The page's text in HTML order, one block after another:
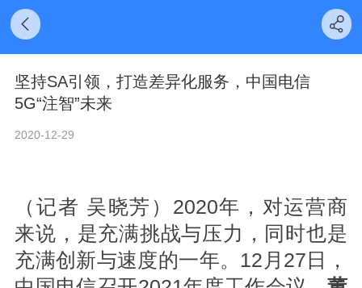
坚持SA引领，打造差异化服务，中国电信
5G“注智”未来
2020-12-29
（记者 吴晓芳）2020年，对运营商
来说，是充满挑战与压力，同时也是
充满创新与速度的一年。12月27日，